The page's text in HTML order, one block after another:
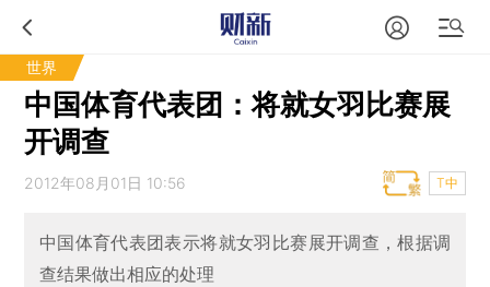
世界
中国体育代表团：将就女羽比赛展
开调查
2012年08月01日 10:56 T中
中国体育代表团表示将就女羽比赛展开调查，根据调
查结果做出相应的处理